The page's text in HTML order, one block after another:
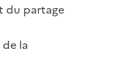
du partage
la